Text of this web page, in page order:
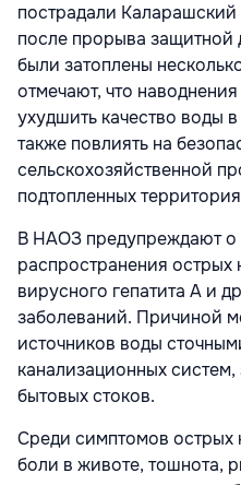
пострадали
после прорыва
были затоплены
отмечают, что
ухудшить качество воды
также повлиять на
сельскохозяйственной
подтопленных
В НАОЗ предупреждают
распространения
вирусного гепатита А и
заболеваний. Причиной
источников воды
канализационных систем,
бытовых стоков.
Среди симптомов
боли в животе, тошнота,